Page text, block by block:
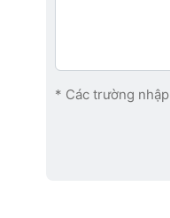
* Các trường